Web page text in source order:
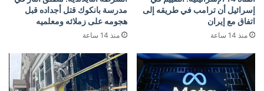
إسرائيل أن ترامب في طريقه إلى
اتفاق مع إيران
منذ 14 ساعة
مدرسة بانكوك قتل أجداده قبل
هجومه على زملائه ومعلميه
منذ 14 ساعة